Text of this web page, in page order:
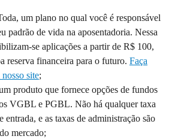
um plano no qual você é responsável
padrão de vida na aposentadoria. Nessa
se aplicações a partir de R$ 100,
reserva financeira para o futuro. Faça
site;
produto que fornece opções de fundos
VGBL e PGBL. Não há qualquer taxa
entrada, e as taxas de administração são
mercado;